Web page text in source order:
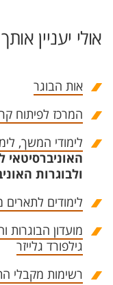
אולי יעניין
אות הבוגר
המרכז לפיתוח
לימודי המשך,
ולבוגרות
לימודים
מועדון הבוגרות
גילפורד גלייזר
רשימות מקבלי